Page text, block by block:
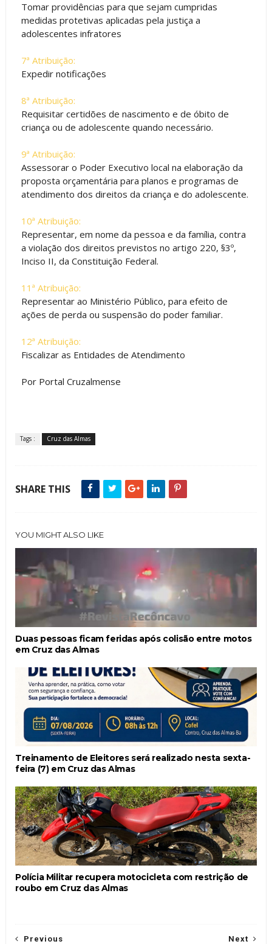
Tomar providências para que sejam cumpridas
medidas protetivas aplicadas pela justiça a
adolescentes infratores
7ª Atribuição:
Expedir notificações
8ª Atribuição:
Requisitar certidões de nascimento e de óbito de
criança ou de adolescente quando necessário.
9ª Atribuição:
Assessorar o Poder Executivo local na elaboração da
proposta orçamentária para planos e programas de
atendimento dos direitos da criança e do adolescente.
10ª Atribuição:
Representar, em nome da pessoa e da família, contra
a violação dos direitos previstos no artigo 220, §3º,
Inciso II, da Constituição Federal.
11ª Atribuição:
Representar ao Ministério Público, para efeito de
ações de perda ou suspensão do poder familiar.
12ª Atribuição:
Fiscalizar as Entidades de Atendimento
Por Portal Cruzalmense
Tags : Cruz das Almas
SHARE THIS
YOU MIGHT ALSO LIKE
Duas pessoas ficam feridas após colisão entre motos
em Cruz das Almas
Treinamento de Eleitores será realizado nesta sexta-
feira (7) em Cruz das Almas
Polícia Militar recupera motocicleta com restrição de
roubo em Cruz das Almas
Next
Previous